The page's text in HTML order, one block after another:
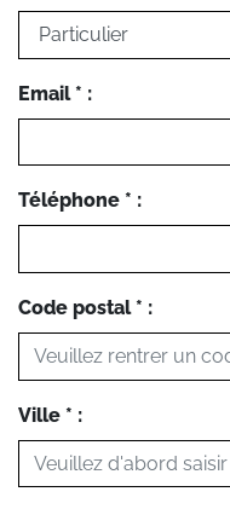
Email * :
Téléphone * :
Code postal * :
Ville * :